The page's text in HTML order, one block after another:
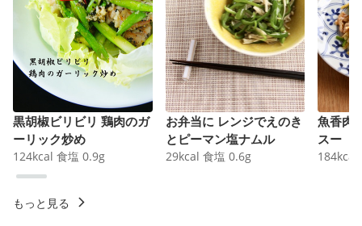
黒胡椒ビリビリ 鶏肉のガ
ーリック炒め
124kcal 食塩 0.9g
お弁当に レンジでえのき
とピーマン塩ナムル
29kcal 食塩 0.6g
魚香肉
スー
184kcal
もっと見る